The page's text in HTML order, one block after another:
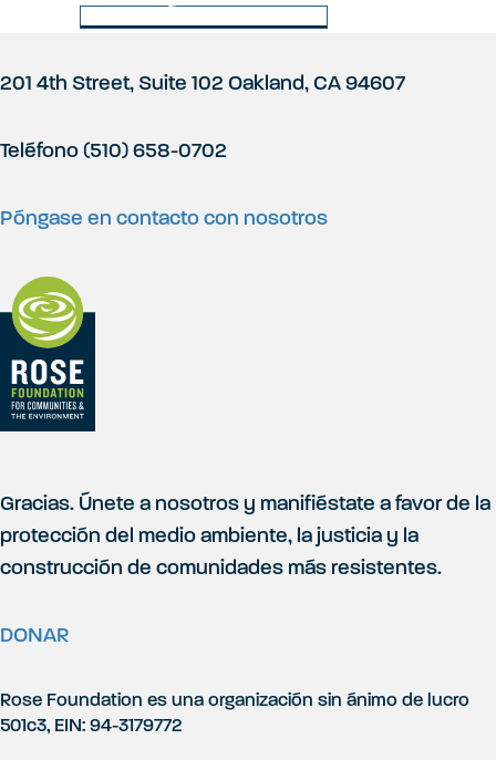
l
s
i
t
i
o
Volver a Últimas noticias
P
i
e
d
e
p
á
g
i
201 4th Street, Suite 102 Oakland, CA 94607
Teléfono (510) 658-0702
Póngase en contacto con nosotros
Gracias. Únete a nosotros y manifiéstate a favor de la
protección del medio ambiente, la justicia y la
construcción de comunidades más resistentes.
DONAR
Rose Foundation es una organización sin ánimo de lucro
501c3, EIN: 94-3179772